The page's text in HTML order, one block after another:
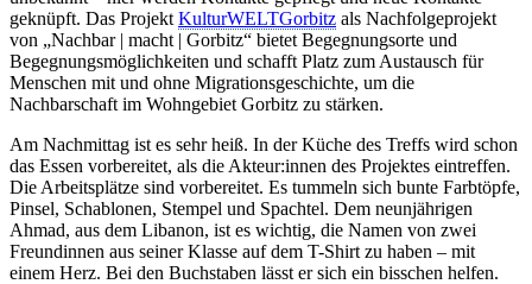
geknüpft. Das Projekt KulturWELTGorbitz als Nachfolgeprojekt
von „Nachbar | macht | Gorbitz“ bietet Begegnungsorte und
Begegnungsmöglichkeiten und schafft Platz zum Austausch für
Menschen mit und ohne Migrationsgeschichte, um die
Nachbarschaft im Wohngebiet Gorbitz zu stärken.
Am Nachmittag ist es sehr heiß. In der Küche des Treffs wird schon
das Essen vorbereitet, als die Akteur:innen des Projektes eintreffen.
Die Arbeitsplätze sind vorbereitet. Es tummeln sich bunte Farbtöpfe,
Pinsel, Schablonen, Stempel und Spachtel. Dem neunjährigen
Ahmad, aus dem Libanon, ist es wichtig, die Namen von zwei
Freundinnen aus seiner Klasse auf dem T-Shirt zu haben – mit
einem Herz. Bei den Buchstaben lässt er sich ein bisschen helfen.